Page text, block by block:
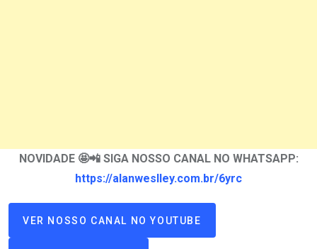
NOVIDADE 🤩📲 SIGA NOSSO CANAL NO WHATSAPP:
https://alanweslley.com.br/6yrc
VER NOSSO CANAL NO YOUTUBE